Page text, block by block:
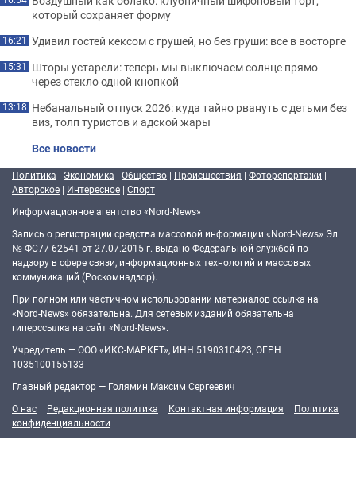
который сохраняет форму
16:21 Удивил гостей кексом с грушей, но без груши: все в восторге
15:31 Шторы устарели: теперь мы выключаем солнце прямо
через стекло одной кнопкой
13:18 Небанальный отпуск 2026: куда тайно рвануть с детьми без
виз, толп туристов и адской жары
Все новости
Политика | Экономика | Общество | Происшествия | Фоторепортажи |
Авторское | Интересное | Спорт
Информационное агентство «Nord-News»
Запись о регистрации средства массовой информации «Nord-News» Эл
№ ФС77-62541 от 27.07.2015 г. выдано Федеральной службой по
надзору в сфере связи, информационных технологий и массовых
коммуникаций (Роскомнадзор).
При полном или частичном использовании материалов ссылка на
«Nord-News» обязательна. Для сетевых изданий обязательна
гиперссылка на сайт «Nord-News».
Учредитель — ООО «ИКС-МАРКЕТ», ИНН 5190310423, ОГРН
1035100155133
Главный редактор — Голямин Максим Сергеевич
О нас
Редакционная политика Контактная информация
Политика
конфиденциальности